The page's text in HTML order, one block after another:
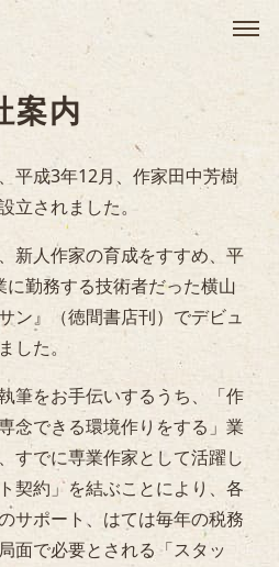
メ
案内
平成3年12月、作家田中芳樹
立されました。
新人作家の育成をすすめ、平
勤務する技術者だった横山
ン』（徳間書店刊）でデビュ
した。
筆をお手伝いするうち、「作
念できる環境作りをする」業
すでに専業作家として活躍し
契約」を結ぶことにより、各
サポート、はては毎年の税務
面で必要とされる「スタッ